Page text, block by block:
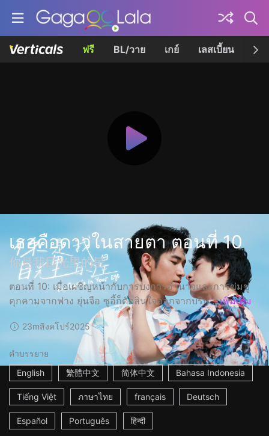
ฟรี BL/วาย เกย์ เลสเบี้ยน เค
เธอคือดาวในสายตา ตอนที่ 10
你是我目光里的星
ตอนที่ 10: เมื่อเผชิญหน้ากับการบงการอำนาจและการข่มขู่
คุกคามจากฟาง ยุ่นจือ ซูอี้ก็ตัดสินใจออกจากบริษ... เพิ่มเติม
23mสิงคโปร์2025
คำบรรยาย
English
繁體中文 简体中文 Bahasa Indonesia
Tiếng Việt ภาษาไทย français Deutsch
Español Português हिन्दी